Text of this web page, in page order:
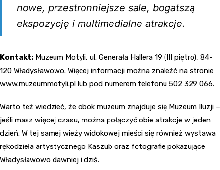
nowe, przestronniejsze sale, bogatszą
ekspozycję i multimedialne atrakcje.
Kontakt: Muzeum Motyli, ul. Generała Hallera 19 (III piętro), 84-
120 Władysławowo. Więcej informacji można znaleźć na stronie
www.muzeummotyli.pl lub pod numerem telefonu 502 329 066.
Warto też wiedzieć, że obok muzeum znajduje się Muzeum Iluzji –
jeśli masz więcej czasu, można połączyć obie atrakcje w jeden
dzień. W tej samej wieży widokowej mieści się również wystawa
rękodzieła artystycznego Kaszub oraz fotografie pokazujące
Władysławowo dawniej i dziś.